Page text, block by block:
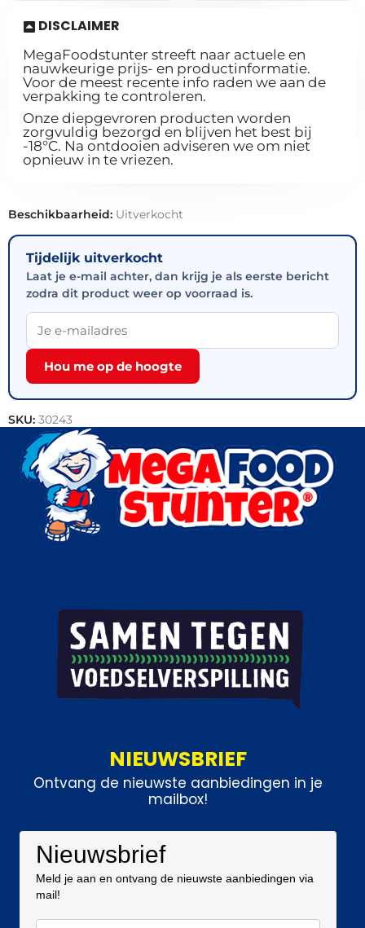
DISCLAIMER
MegaFoodstunter streeft naar actuele en
nauwkeurige prijs- en productinformatie.
Voor de meest recente info raden we aan de
verpakking te controleren.
Onze diepgevroren producten worden
zorgvuldig bezorgd en blijven het best bij
-18°C. Na ontdooien adviseren we om niet
opnieuw in te vriezen.
Beschikbaarheid: Uitverkocht
Tijdelijk uitverkocht
Laat je e-mail achter, dan krijg je als eerste bericht
zodra dit product weer op voorraad is.
Hou me op de hoogte
SKU: 30243
Categorieën:Bakkerij
NIEUWSBRIEF
Ontvang de nieuwste aanbiedingen in je
mailbox!
Nieuwsbrief
Meld je aan en ontvang de nieuwste aanbiedingen via
mail!